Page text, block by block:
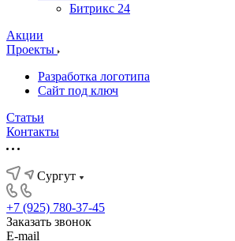
Битрикс 24
Акции
Проекты
Разработка логотипа
Сайт под ключ
Статьи
Контакты
Сургут
+7 (925) 780-37-45
Заказать звонок
E-mail